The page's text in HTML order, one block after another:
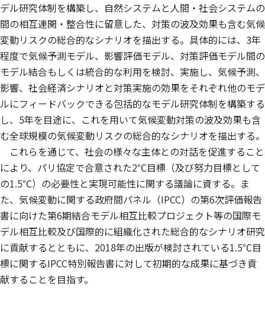
デル研究体制を構築し、自然システムと人間・社会システムの
間の相互連関・整合性に留意した、対策の波及効果も含む気候
変動リスクの総合的なシナリオを描出する。具体的には、3年
程度で気候予測モデル、影響評価モデル、対策評価モデル間の
モデル結合もしくは統合的な利用を検討、実施し、気候予測、
影響、社会経済シナリオと対策実施の効果をそれぞれ他のモデ
ルにフィードバックできる包括的なモデル研究体制を構築する
し、5年を目途に、これを用いて気候変動対策の波及効果も含
む全球規模の気候変動リスクの総合的なシナリオを描出する。
これらを通じて、社会の様々な主体との対話を促進すること
により、パリ協定で合意された2℃目標（及び努力目標として
の1.5℃）の必要性と実現可能性に関する議論に資する。ま
た、気候変動に関する政府間パネル（IPCC）の第6次評価報告
書に向けた第6期結合モデル相互比較プロジェクト等の国際モ
デル相互比較及び国際的に組織化された総合的なシナリオ研究
に貢献するとともに、2018年の出版が検討されている1.5℃目
標に関するIPCC特別報告書に対して初期的な成果に基づき貢
献することを目指す。